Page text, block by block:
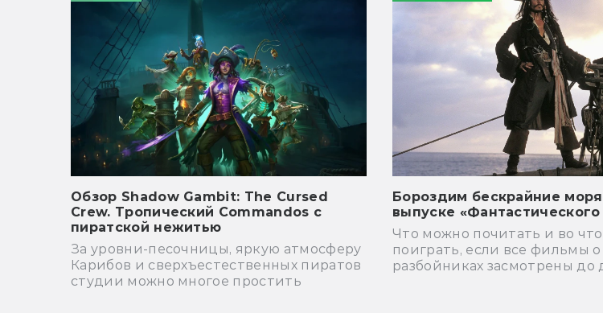
Обзор Shadow Gambit: The Cursed
Crew. Тропический Commandos с
пиратской нежитью
За уровни-песочницы, яркую атмосферу
Карибов и сверхъестественных пиратов
студии можно многое простить
Бороздим бескрайние
выпуске
Что можно почитать и во
поиграть, если все фильмы
разбойниках засмотрены до